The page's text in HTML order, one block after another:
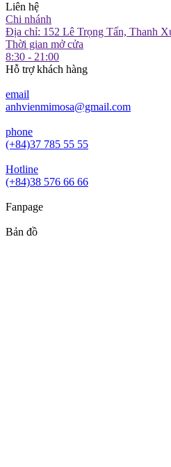
Liên hệ
Chi nhánh
Địa chỉ: 152 Lê Trọng Tấn, Thanh
Thời gian mở cửa
8:30 - 21:00
Hỗ trợ khách hàng
email
anhvienmimosa@gmail.com
phone
(+84)37 785 55 55
Hotline
(+84)38 576 66 66
Fanpage
Bản đồ